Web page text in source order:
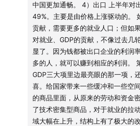
节目后期：大卫翁
中国更加通畅。 4）出口 上半年对
49%。主要是由价格上涨驱动的。
贡献，需要更多的就业人口；但如
对就业、GDP的贡献，不像过去几
显了。因为钱都被出口企业的利润
多的人，就可以赚到相应的利润。
GDP三大项里边最亮眼的那一项，
喜。给国家带来一些缓冲和一些空
的商品里面，从原来的劳动和资金
了技术密集型商品，对于就业的拉
域大幅在上升，结构上有了极大的